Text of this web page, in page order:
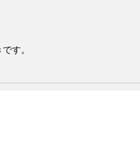
せる 井村雅